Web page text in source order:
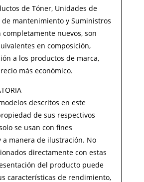
de Tóner, Unidades de
de mantenimiento y Suministros
completamente nuevos, son
en composición,
a los productos de marca,
más económico.
descritos en este
de sus respectivos
se usan con fines
a manera de ilustración. No
directamente con estas
del producto puede
características de rendimiento,